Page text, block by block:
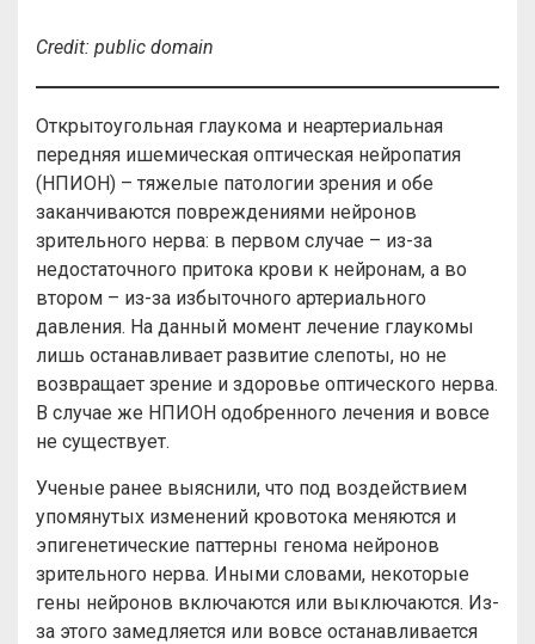
Credit: public domain
Открытоугольная глаукома и неартериальная
передняя ишемическая оптическая нейропатия
(НПИОН) – тяжелые патологии зрения и обе
заканчиваются повреждениями нейронов
зрительного нерва: в первом случае – из-за
недостаточного притока крови к нейронам, а во
втором – из-за избыточного артериального
давления. На данный момент лечение глаукомы
лишь останавливает развитие слепоты, но не
возвращает зрение и здоровье оптического нерва.
В случае же НПИОН одобренного лечения и вовсе
не существует.
Ученые ранее выяснили, что под воздействием
упомянутых изменений кровотока меняются и
эпигенетические паттерны генома нейронов
зрительного нерва. Иными словами, некоторые
гены нейронов включаются или выключаются. Из-
за этого замедляется или вовсе останавливается